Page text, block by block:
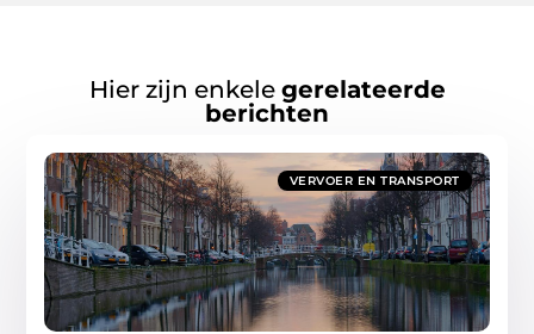
Hier zijn enkele gerelateerde
berichten
VERVOER EN TRANSPORT